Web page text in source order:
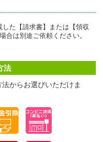
た【請求書】または【領収
合は別途ご依頼ください。
法
からお選びいただけま